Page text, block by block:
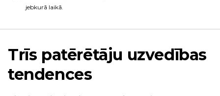
jebkurā laikā.
Trīs patērētāju uzvedības
tendences